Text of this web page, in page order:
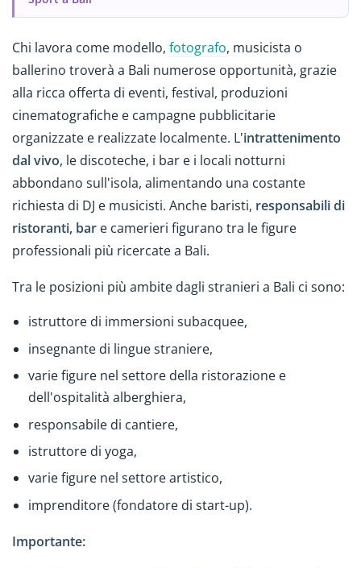
Chi lavora come modello, fotografo, musicista o
ballerino troverà a Bali numerose opportunità, grazie
alla ricca offerta di eventi, festival, produzioni
cinematografiche e campagne pubblicitarie
organizzate e realizzate localmente. L'intrattenimento
dal vivo, le discoteche, i bar e i locali notturni
abbondano sull'isola, alimentando una costante
richiesta di DJ e musicisti. Anche baristi, responsabili di
ristoranti, bar e camerieri figurano tra le figure
professionali più ricercate a Bali.
Tra le posizioni più ambite dagli stranieri a Bali ci sono:
istruttore di immersioni subacquee,
insegnante di lingue straniere,
varie figure nel settore della ristorazione e
dell'ospitalità alberghiera,
responsabile di cantiere,
istruttore di yoga,
varie figure nel settore artistico,
imprenditore (fondatore di start-up).
Importante: